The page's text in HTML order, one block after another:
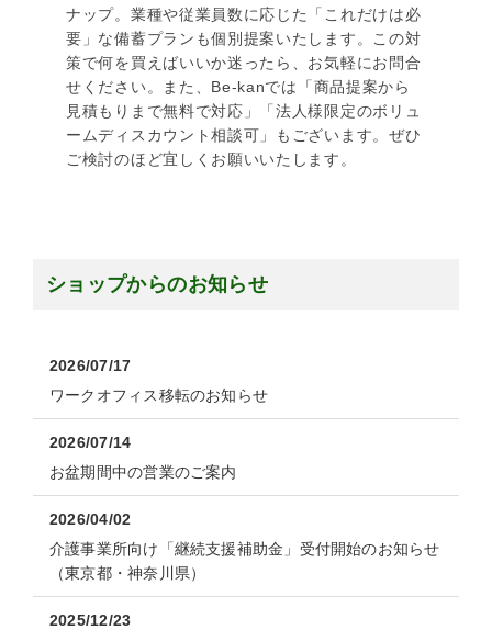
ナップ。業種や従業員数に応じた「これだけは必
要」な備蓄プランも個別提案いたします。この対
策で何を買えばいいか迷ったら、お気軽にお問合
せください。また、Be-kanでは「商品提案から
見積もりまで無料で対応」「法人様限定のボリュ
ームディスカウント相談可」もございます。ぜひ
ご検討のほど宜しくお願いいたします。
ショップからのお知らせ
2026/07/17
ワークオフィス移転のお知らせ
2026/07/14
お盆期間中の営業のご案内
2026/04/02
介護事業所向け「継続支援補助金」受付開始のお知らせ
（東京都・神奈川県）
2025/12/23